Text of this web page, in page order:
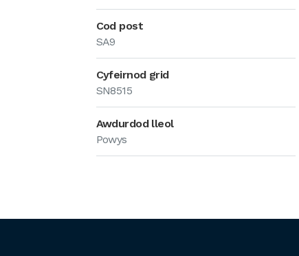
Cod post
SA9
Cyfeirnod grid
SN8515
Awdurdod lleol
Powys